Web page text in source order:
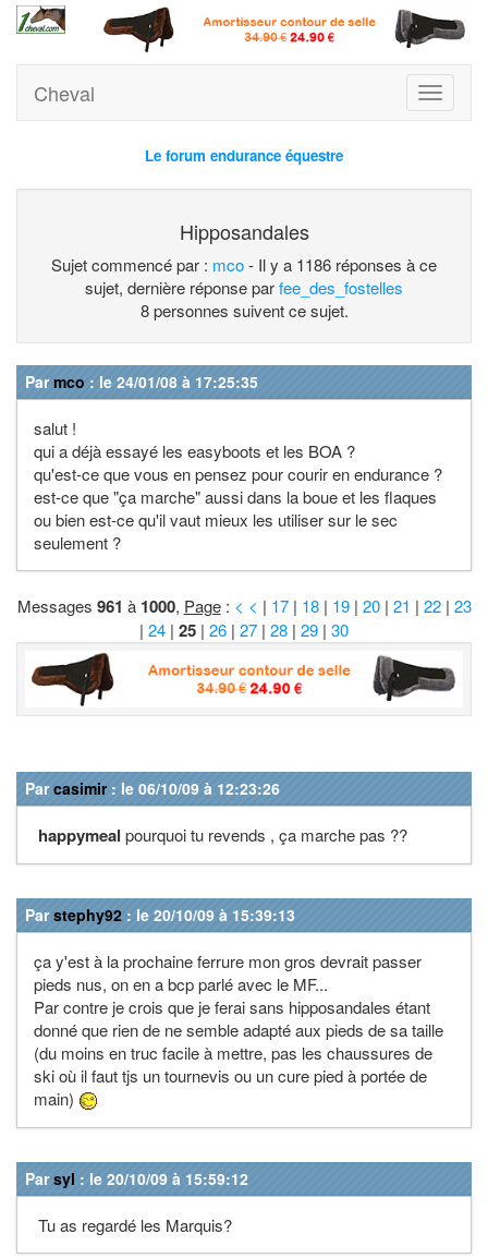
Toggle
Cheval
Le forum endurance équestre
Hipposandales
Sujet commencé par : mco- Il y a 1186 réponses à ce
sujet, dernière réponse parfee_des_fostelles
8 personnes suivent ce sujet.
Parmco : le 24/01/08 à 17:25:35
salut !
qui a déjà essayé les easyboots et les BOA ?
qu'est-ce que vous en pensez pour courir en endurance ?
est-ce que "ça marche" aussi dans la boue et les flaques
ou bien est-ce qu'il vaut mieux les utiliser sur le sec
seulement ?
Messages 961 à 1000, Page: < < | 17| 18| 19| 20| 21 | 22| 23
| 24 | 25 | 26 | 27 | 28 | 29 | 30
Parcasimir: le 06/10/09 à 12:23:26
happymeal pourquoi tu revends , ça marche pas ??
Parstephy92 : le 20/10/09 à 15:39:13
ça y'est à la prochaine ferrure mon gros devrait passer
pieds nus, on en a bcp parlé avec le MF...
Par contre je crois que je ferai sans hipposandales étant
donné que rien de ne semble adapté aux pieds de sa taille
(du moins en truc facile à mettre, pas les chaussures de
ski où il faut tjs un tournevis ou un cure pied à portée de
main)
Parsyl : le 20/10/09 à 15:59:12
Tu as regardé les Marquis?